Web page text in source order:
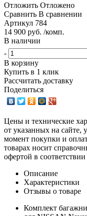
Отложить Отложено
Сравнить В сравнении
Артикул 784
14 900 руб. /комп.
В наличии
-
В корзину
Купить в 1 клик
Рассчитать доставку
Поделиться
Цены и технические
от указанных на сайте,
момент покупки и
товарах носит
офертой в
Описание
Характеристики
Отзывы о товаре
Комплект